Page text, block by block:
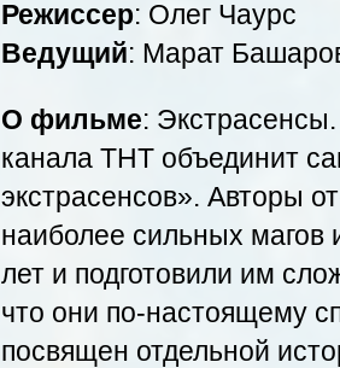
Режиссер: Олег Чаурс
Ведущий: Марат
О фильме:
канала ТНТ объединит
экстрасенсов». Авторы
наиболее сильных
лет и подготовили им
что они по-настоящему
посвящен отдельной